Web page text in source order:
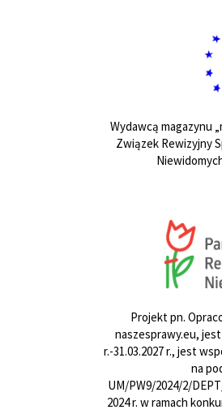
Wydawcą magazynu
Związek Rewizyjny
Projekt pn.
naszesprawy.eu,
r.-31.03.2027 r., jest
na
UM/PW9/2024/2/
2024 r. w ramach